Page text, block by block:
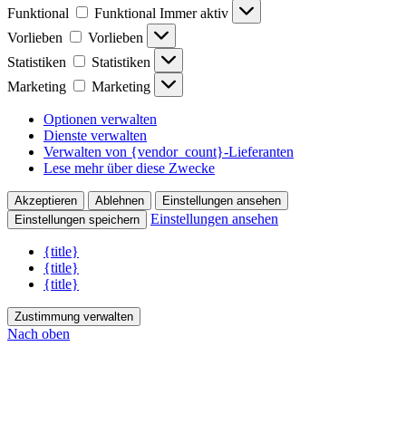
Funktional
Funktional Immer aktiv
Vorlieben
Vorlieben
Statistiken
Statistiken
Marketing
Marketing
Optionen verwalten
Dienste verwalten
Verwalten von {vendor_count}-Lieferanten
Lese mehr über diese Zwecke
Akzeptieren Ablehnen
Einstellungen ansehen
Einstellungen speichern
Einstellungen ansehen
{title}
{title}
{title}
Zustimmung verwalten
Nach oben